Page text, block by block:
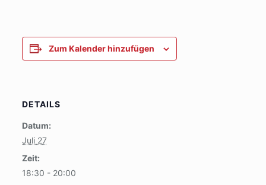
Zum Kalender hinzufügen
DETAILS
Datum:
Juli 27
Zeit:
18:30 - 20:00